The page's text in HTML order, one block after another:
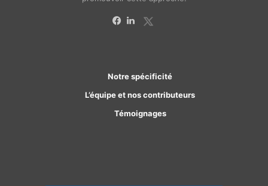
Notre spécificité
L’équipe et nos contributeurs
Témoignages